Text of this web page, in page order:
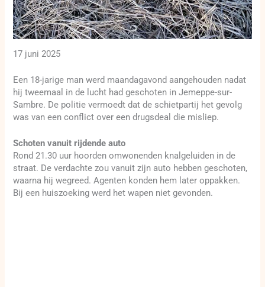
17 juni 2025
Een 18-jarige man werd maandagavond aangehouden nadat
hij tweemaal in de lucht had geschoten in Jemeppe-sur-
Sambre. De politie vermoedt dat de schietpartij het gevolg
was van een conflict over een drugsdeal die misliep.
Schoten vanuit rijdende auto
Rond 21.30 uur hoorden omwonenden knalgeluiden in de
straat. De verdachte zou vanuit zijn auto hebben geschoten,
waarna hij wegreed. Agenten konden hem later oppakken.
Bij een huiszoeking werd het wapen niet gevonden.